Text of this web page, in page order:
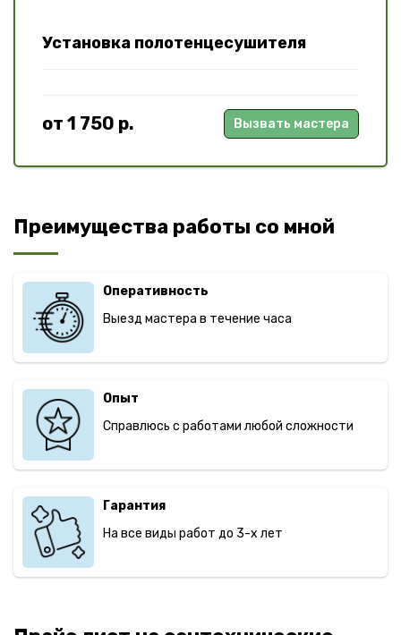
Установка полотенцесушителя
от 1 750 р. Вызвать мастера
Преимущества работы со мной
Оперативность
Выезд мастера в течение часа
Опыт
Справлюсь с работами любой сложности
Гарантия
На все виды работ до 3-х лет